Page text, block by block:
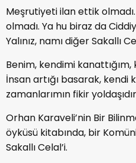
Meşrutiyeti ilan ettik
olmadı. Ya hu biraz da
Yalınız, namı diğer Sakallı
Benim, kendimi
İnsan artığı basarak, kendi
zamanlarımın fikir
Orhan Karaveli’nin Bir
öyküsü kitabında, bir
Sakallı Celal’i.